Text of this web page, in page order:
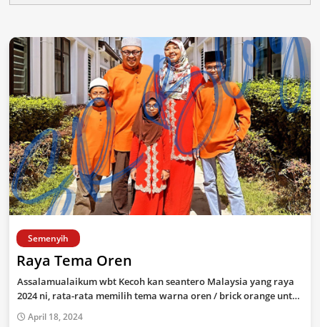
Semenyih
Raya Tema Oren
Assalamualaikum wbt Kecoh kan seantero Malaysia yang raya
2024 ni, rata-rata memilih tema warna oren / brick orange unt…
April 18, 2024